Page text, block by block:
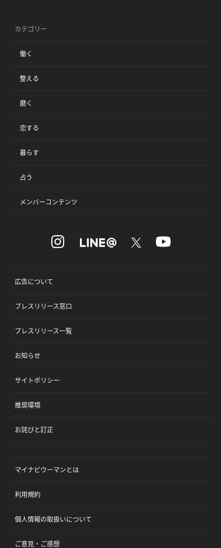
カテゴリー
働く
整える
磨く
恋する
暮らす
占う
メンバーコンテンツ
広告について
プレスリリース窓口
プレスリリース一覧
お知らせ
サイトポリシー
推奨環境
お詫びと訂正
マイナビウーマンとは
利用規約
個人情報の取扱いについて
ご意見・ご感想